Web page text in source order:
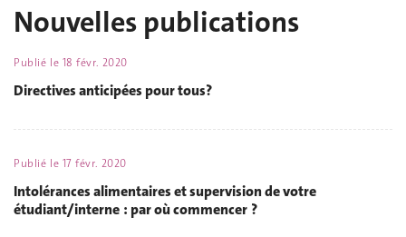
Nouvelles publications
Publié le 18 févr. 2020
Directives anticipées pour tous?
Publié le 17 févr. 2020
Intolérances alimentaires et supervision de votre
étudiant/interne : par où commencer ?